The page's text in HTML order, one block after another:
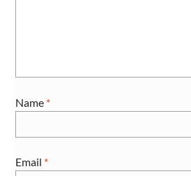
Name *
Email *